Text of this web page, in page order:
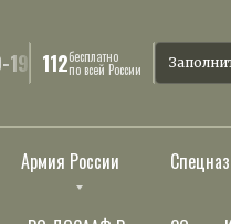
19 112бесплатно
по всей России
Армия России